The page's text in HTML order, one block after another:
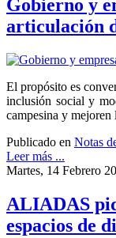
Gobierno y
articulación
El propósito es
inclusión social y
campesina y
Publicado en Notas
Leer más ...
Martes, 14 Febrero
ALIADAS
espacios de